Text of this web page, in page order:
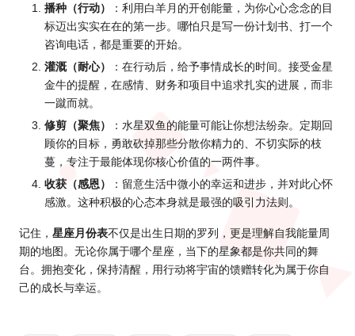
播种（行动）
：利用白羊月的开创能量，为你心心念念的目
标迈出实实在在的第一步。哪怕只是写一份计划书、打一个
咨询电话，都是重要的开始。
灌溉（耐心）
：在行动后，给予事情成长的时间。接受金星
金牛的提醒，在感情、财务和项目中追求扎实的进展，而非
一蹴而就。
修剪（聚焦）
：水星双鱼的能量可能让你想法纷杂。定期回
顾你的目标，勇敢砍掉那些分散你精力的、不切实际的枝
蔓，专注于最能体现你核心价值的一两件事。
收获（感恩）
：留意生活中微小的幸运和进步，并对此心怀
感激。这种积极的心态本身就是最强的吸引力法则。
记住， 星座月份表不仅是出生日期的罗列，更是理解自我能量周
期的地图。无论你属于哪个星座，当下的星象都是你共同的舞
台。拥抱变化，保持清醒，用行动将宇宙的馈赠转化为属于你自
己的成长与幸运。